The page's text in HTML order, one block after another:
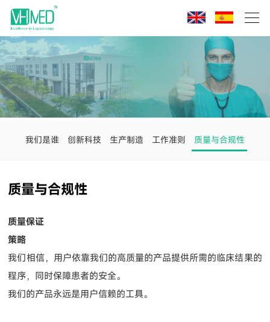
我们是谁 创新科技 生产制造 工作准则 质量与合规性
质量与合规性
质量保证
策略
我们相信，用户依靠我们的高质量的产品提供所需的临床结果的
程序，同时保障患者的安全。
我们的产品永远是用户信赖的工具。